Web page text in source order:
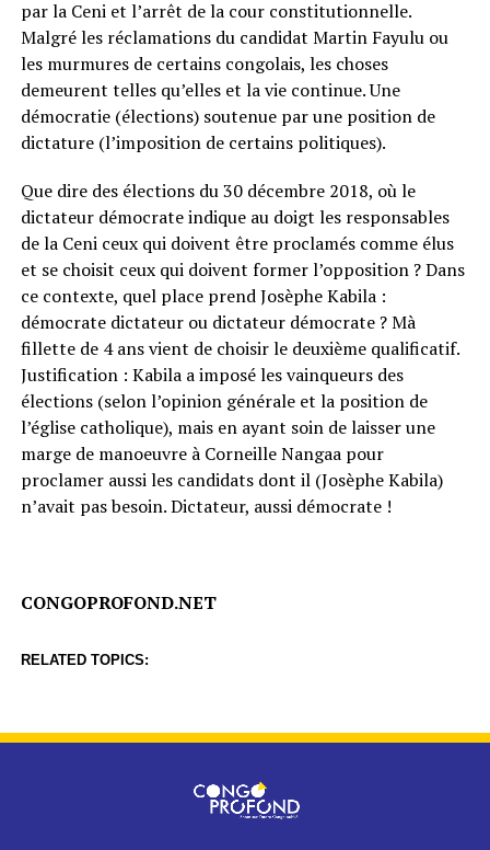
par la Ceni et l’arrêt de la cour constitutionnelle.
Malgré les réclamations du candidat Martin Fayulu ou
les murmures de certains congolais, les choses
demeurent telles qu’elles et la vie continue. Une
démocratie (élections) soutenue par une position de
dictature (l’imposition de certains politiques).
Que dire des élections du 30 décembre 2018, où le
dictateur démocrate indique au doigt les responsables
de la Ceni ceux qui doivent être proclamés comme élus
et se choisit ceux qui doivent former l’opposition ? Dans
ce contexte, quel place prend Josèphe Kabila :
démocrate dictateur ou dictateur démocrate ? Mà
fillette de 4 ans vient de choisir le deuxième qualificatif.
Justification : Kabila a imposé les vainqueurs des
élections (selon l’opinion générale et la position de
l’église catholique), mais en ayant soin de laisser une
marge de manoeuvre à Corneille Nangaa pour
proclamer aussi les candidats dont il (Josèphe Kabila)
n’avait pas besoin. Dictateur, aussi démocrate !
CONGOPROFOND.NET
RELATED TOPICS: